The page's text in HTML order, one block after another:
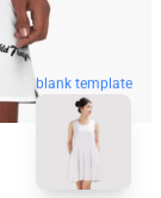
blank template